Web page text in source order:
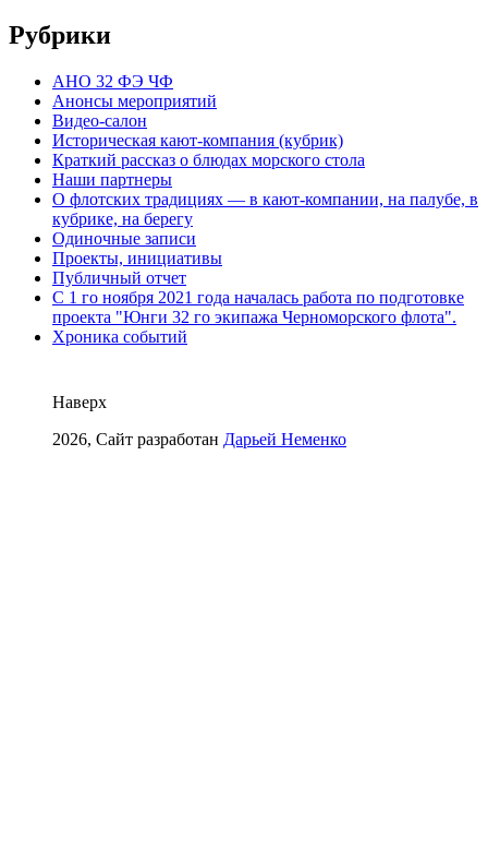
Рубрики
АНО 32 ФЭ ЧФ
Анонсы мероприятий
Видео-салон
Историческая кают-компания (кубрик)
Краткий рассказ о блюдах морского стола
Наши партнеры
О флотских традициях — в кают-компании, на палубе, в
кубрике, на берегу
Одиночные записи
Проекты, инициативы
Публичный отчет
С 1 го ноября 2021 года началась работа по подготовке
проекта "Юнги 32 го экипажа Черноморского флота".
Хроника событий
Наверх
2026, Сайт разработан Дарьей Неменко